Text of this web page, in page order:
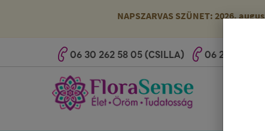
NAPSZARVAS SZÜNET: 2026.
06 30 262 58 05 (CSILLA) 06 20 527 25